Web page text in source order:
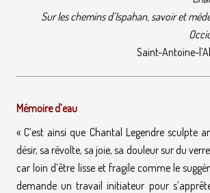
Sur les chemins d’Ispahan, savoir et
Saint-Antoine-
Mémoire d’eau
« C’est ainsi que Chantal Legendre sculpte
désir, sa révolte, sa joie, sa douleur sur du
car loin d’être lisse et fragile comme le
demande un travail initiateur pour